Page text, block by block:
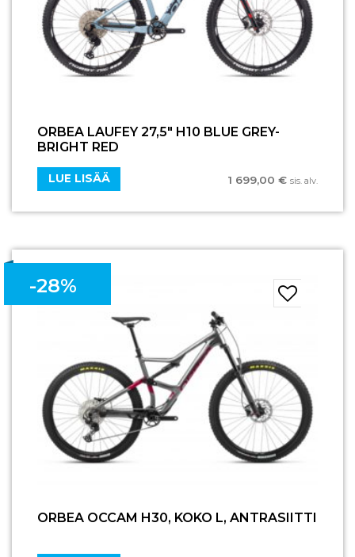
ORBEA LAUFEY 27,5″ H10 BLUE GREY-
BRIGHT RED
1 699,00 € sis. alv.
LUE LISÄÄ
-28%
ORBEA OCCAM H30, KOKO L, ANTRASIITTI